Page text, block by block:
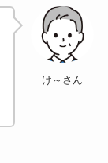
け～さん